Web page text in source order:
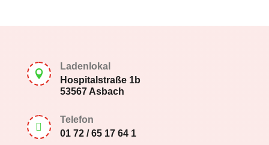

Ladenlokal
Hospitalstraße 1b
53567 Asbach

Telefon
01 72 / 65 17 64 1